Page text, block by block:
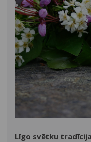
Līgo svētku